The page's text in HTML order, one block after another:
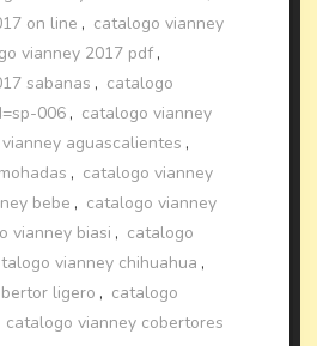
on line , catalogo vianney
vianney 2017 pdf ,
sabanas , catalogo
006 , catalogo vianney
aguascalientes ,
, catalogo vianney
bebe , catalogo vianney
vianney biasi , catalogo
vianney chihuahua ,
ligero , catalogo
catalogo vianney cobertores